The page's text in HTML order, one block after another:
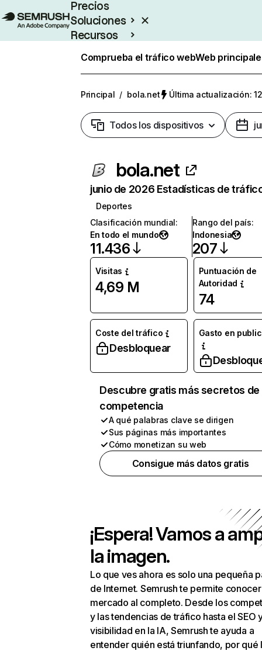
Precios
Soluciones
Recursos
Comprueba el tráfico webWeb
Principal / bola.net Última actualización:
Todos los dispositivos
bola.net
junio de 2026 Estadísticas de
Deportes
Clasificación mundial:
En todo el mundo
11.436
Rango del país:
Indonesia
207
Visitas
4,69 M
Puntuación de
Autoridad
74
Coste del tráfico
Desbloquear
Gasto en
Descubre gratis más secretos de
competencia
A qué palabras clave se dirigen
Sus páginas más importantes
Cómo monetizan su web
Consigue más datos gratis
¡Espera! Vamos a
la imagen.
Lo que ves ahora es solo una pequeña
de Internet. Semrush te permite
mercado al completo. Desde los
y las tendencias de tráfico hasta el SEO
visibilidad en la IA, Semrush te ayuda a
entender quién está triunfando, por qué